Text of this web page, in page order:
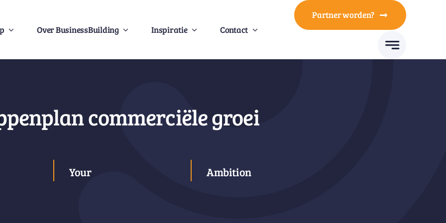
Over BusinessBuilding Inspiratie Contact
Partner worden?
commerciële groei
Your Ambition